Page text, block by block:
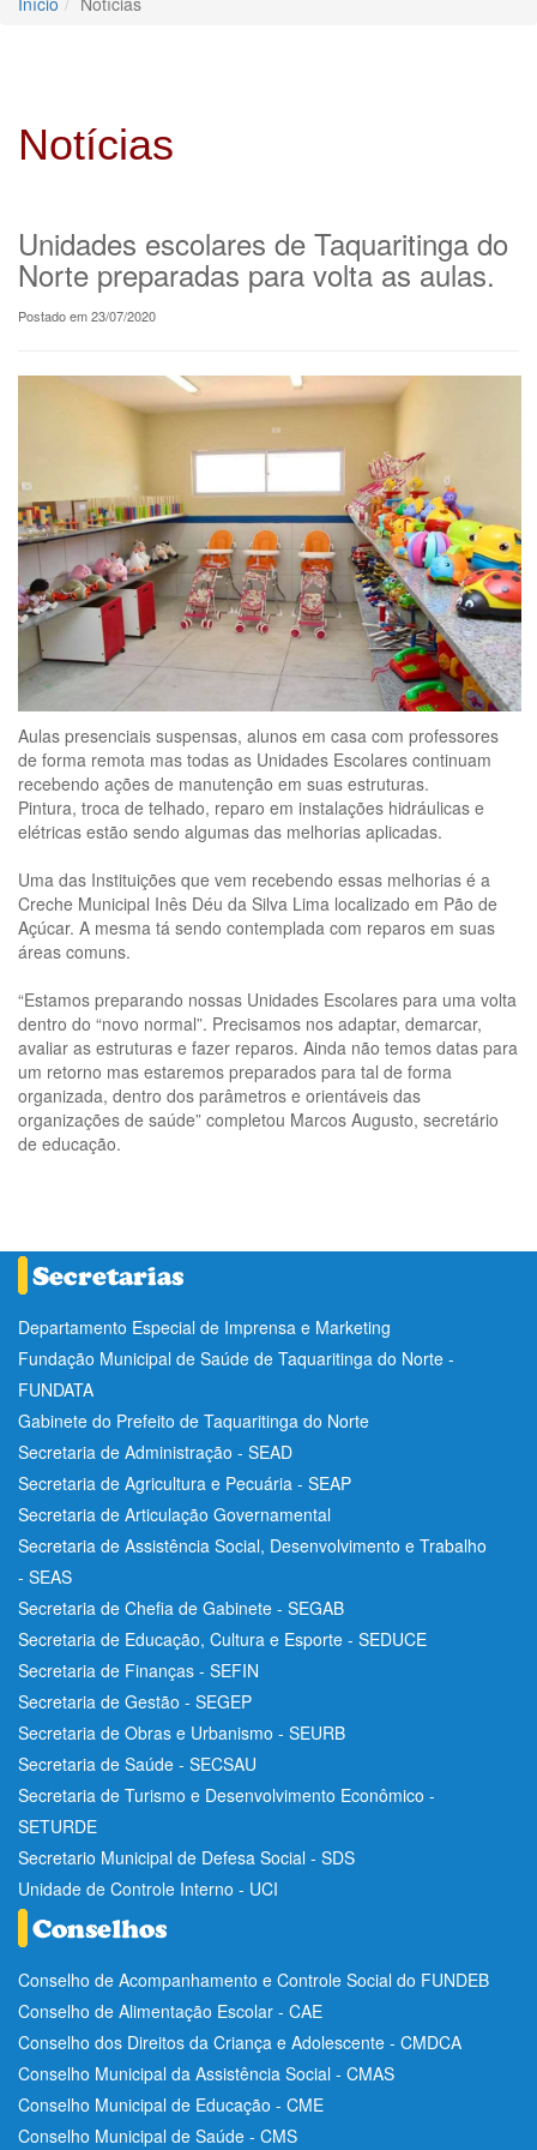
Notícias
Unidades escolares de Taquaritinga do
Norte preparadas para volta as aulas.
Postado em 23/07/2020
Aulas presenciais suspensas, alunos em casa com professores
de forma remota mas todas as Unidades Escolares continuam
recebendo ações de manutenção em suas estruturas.
Pintura, troca de telhado, reparo em instalações hidráulicas e
elétricas estão sendo algumas das melhorias aplicadas.
Uma das Instituições que vem recebendo essas melhorias é a
Creche Municipal Inês Déu da Silva Lima localizado em Pão de
Açúcar. A mesma tá sendo contemplada com reparos em suas
áreas comuns.
“Estamos preparando nossas Unidades Escolares para uma volta
dentro do “novo normal”. Precisamos nos adaptar, demarcar,
avaliar as estruturas e fazer reparos. Ainda não temos datas para
um retorno mas estaremos preparados para tal de forma
organizada, dentro dos parâmetros e orientáveis das
organizações de saúde” completou Marcos Augusto, secretário
de educação.
Departamento Especial de Imprensa e Marketing
Fundação Municipal de Saúde de Taquaritinga do Norte -
FUNDATA
Gabinete do Prefeito de Taquaritinga do Norte
Secretaria de Administração - SEAD
Secretaria de Agricultura e Pecuária - SEAP
Secretaria de Articulação Governamental
Secretaria de Assistência Social, Desenvolvimento e Trabalho
- SEAS
Secretaria de Chefia de Gabinete - SEGAB
Secretaria de Educação, Cultura e Esporte - SEDUCE
Secretaria de Finanças - SEFIN
Secretaria de Gestão - SEGEP
Secretaria de Obras e Urbanismo - SEURB
Secretaria de Saúde - SECSAU
Secretaria de Turismo e Desenvolvimento Econômico -
SETURDE
Secretario Municipal de Defesa Social - SDS
Unidade de Controle Interno - UCI
Conselho de Acompanhamento e Controle Social do FUNDEB
Conselho de Alimentação Escolar - CAE
Conselho dos Direitos da Criança e Adolescente - CMDCA
Conselho Municipal da Assistência Social - CMAS
Conselho Municipal de Educação - CME
Conselho Municipal de Saúde - CMS